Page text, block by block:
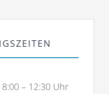
8:00 – 12:30 Uhr